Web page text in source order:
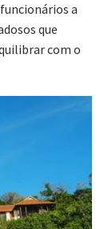
a
que
com o